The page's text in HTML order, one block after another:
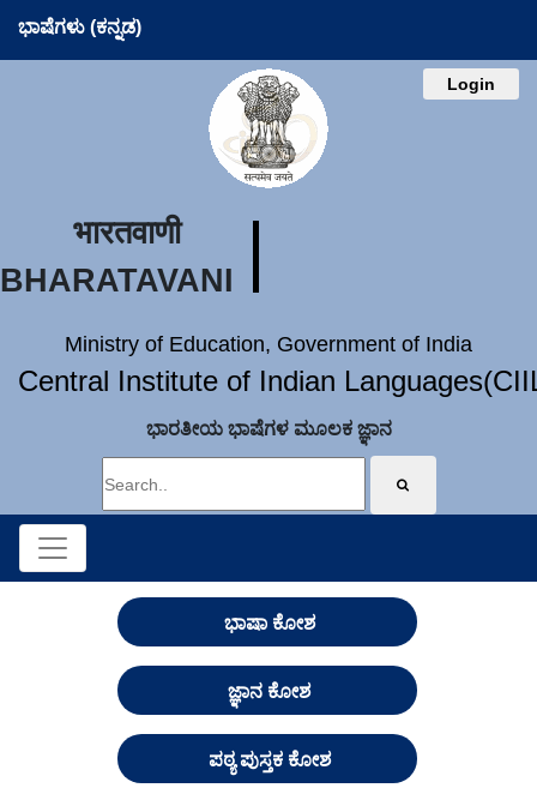
ಭಾಷೆಗಳು (ಕನ್ನಡ)
Login
भारतवाणी
BHARATAVANI
Ministry of Education, Government of India
Central Institute of Indian
ಭಾರತೀಯ ಭಾಷೆಗಳ ಮೂಲಕ ಜ್ಞಾನ
ಭಾಷಾ ಕೋಶ
ಜ್ಞಾನ ಕೋಶ
ಪಠ್ಯ ಪುಸ್ತಕ ಕೋಶ